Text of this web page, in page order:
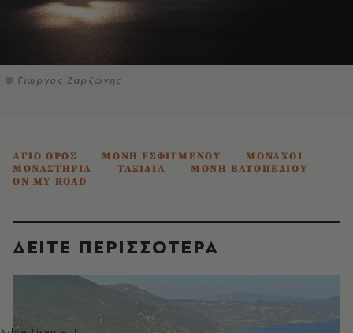
© Γιώργος Ζαρζώνης
ΑΓΙΟ ΟΡΟΣ ΜΟΝΗ ΕΣΦΙΓΜΕΝΟΥ
ΜΟΝΑΧΟΙ
ΜΟΝΑΣΤΗΡΙΑ
ΤΑΞΙΔΙΑ
ΜΟΝΗ ΒΑΤΟΠΕΔΙΟΥ
ON MY ROAD
ΔΕΙΤΕ ΠΕΡΙΣΣΟΤΕΡΑ